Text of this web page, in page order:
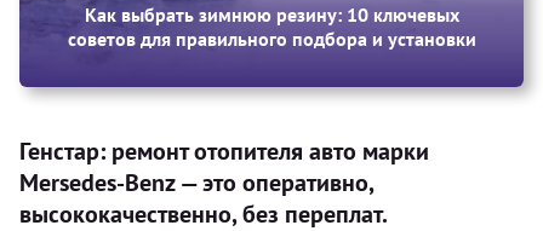
Как выбрать зимнюю резину: 10 ключевых
советов для правильного подбора и установки
Генстар: ремонт отопителя авто марки
Mersedes-Benz — это оперативно,
высококачественно, без переплат.